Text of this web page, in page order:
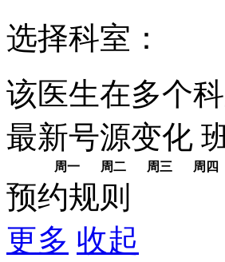
选择科室：
该医生在多个
最新号源变化
周一 周二 周三 周四
预约规则
更多 收起